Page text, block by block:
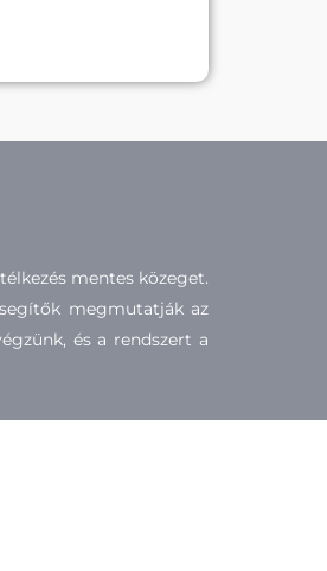
mentes közeget.
megmutatják az
és a rendszert a